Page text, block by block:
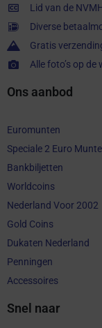
Lid van de
Diverse
Gratis
Alle foto’s op
Ons aanbod
Euromunten
Speciale 2 Euro
Bankbiljetten
Worldcoins
Nederland Voor 2002
Gold Coins
Dukaten Nederland
Penningen
Accessoires
Snel naar